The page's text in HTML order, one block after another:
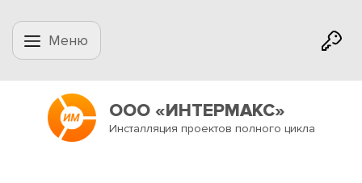
Меню
ООО «ИНТЕРМАКС»
Инсталляция проектов полного цикла